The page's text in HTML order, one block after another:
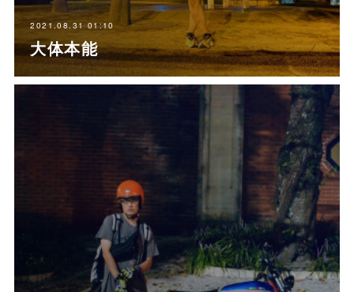
2021.08.31 01:10
大体本能